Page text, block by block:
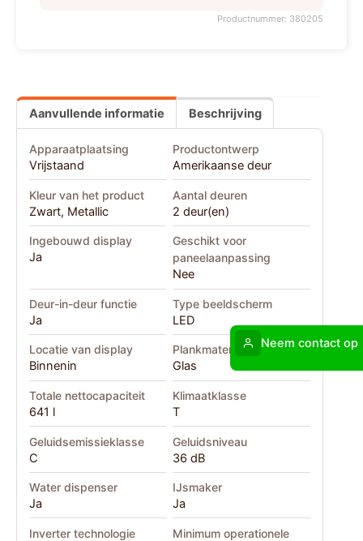
Productnummer: 380205
Aanvullende informatie Beschrijving
Apparaatplaatsing
Vrijstaand
Productontwerp
Amerikaanse deur
Kleur van het product
Zwart, Metallic
Aantal deuren
2 deur(en)
Ingebouwd display
Ja
Geschikt voor
paneelaanpassing
Nee
Deur-in-deur functie
Ja
Type beeldscherm
LED
Locatie van display
Binnenin
Plankmateriaal
Glas
Totale nettocapaciteit
641 l
Klimaatklasse
T
Geluidsemissieklasse
C
Geluidsniveau
36 dB
Water dispenser
Ja
IJsmaker
Ja
Inverter technologie
Minimum operationele
Neem contact op